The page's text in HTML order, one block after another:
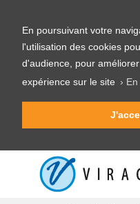
En poursuivant votre
l'utilisation des cookies
d'audience, pour
expérience sur le site ›